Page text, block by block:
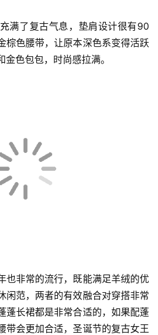
满了复古气息，垫肩设计很有90
棕色腰带，让原本深色系变得活跃
色包包，时尚感拉满。
也非常的流行，既能满足羊绒的优
闲范，两者的有效融合对穿搭非常
蓬长裙都是非常合适的，如果配蓬
带会更加合适，圣诞节的复古女王